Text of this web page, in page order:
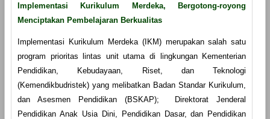
Implementasi Kurikulum Merdeka, Bergotong-royong
Menciptakan Pembelajaran Berkualitas
Implementasi Kurikulum Merdeka (IKM) merupakan salah satu
program prioritas lintas unit utama di lingkungan Kementerian
Pendidikan, Kebudayaan, Riset, dan Teknologi
(Kemendikbudristek) yang melibatkan Badan Standar Kurikulum,
dan Asesmen Pendidikan (BSKAP); Direktorat Jenderal
Pendidikan Anak Usia Dini, Pendidikan Dasar, dan Pendidikan